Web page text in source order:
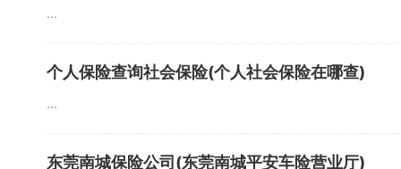
...
个人保险查询社会保险(个人社会保险在哪查)
...
东莞南城保险公司(东莞南城平安车险营业厅)